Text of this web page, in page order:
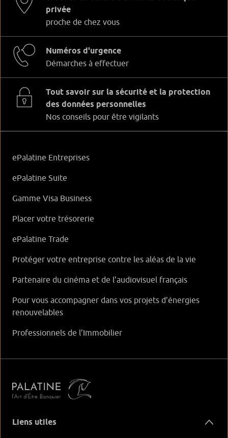
privée
proche de chez vous
Numéros d'urgence
Démarches à effectuer
Tout savoir sur la sécurité et la protection
des données personnelles
Nos conseils pour être vigilants
ePalatine Entreprises
ePalatine Suite
Gamme Visa Business
Placer votre trésorerie
ePalatine Trade
Protéger votre entreprise contre les aléas de la vie
Partenaire du cinéma et de l’audiovisuel français
Pour vous accompagner dans vos projets d’énergies
renouvelables
Professionnels de l’Immobilier
Liens utiles